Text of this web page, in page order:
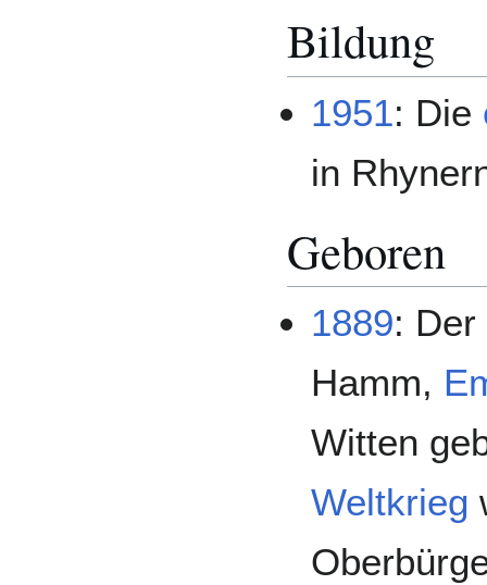
Bildung
1951: Die
in
Geboren
1889:
Hamm,
Witten
Weltkrieg